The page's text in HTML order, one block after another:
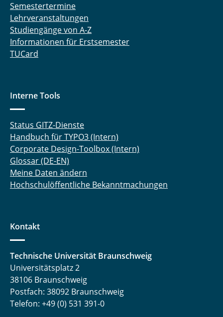
Semestertermine
Lehrveranstaltungen
Studiengänge von A-Z
Informationen für Erstsemester
TUCard
Interne Tools
Status GITZ-Dienste
Handbuch für TYPO3 (Intern)
Corporate Design-Toolbox (Intern)
Glossar (DE-EN)
Meine Daten ändern
Hochschulöffentliche Bekanntmachungen
Kontakt
Technische Universität Braunschweig
Universitätsplatz 2
38106 Braunschweig
Postfach: 38092 Braunschweig
Telefon: +49 (0) 531 391-0